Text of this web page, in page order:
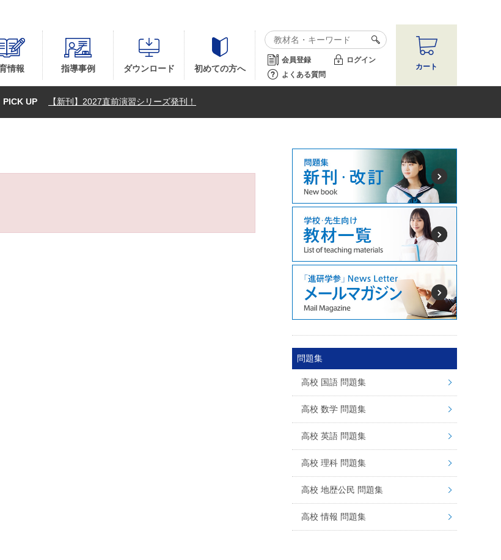
情報 指導事例 ダウンロード 初めての方へ
会員登録
ログイン
よくある質問
カート
PICK UP 【新刊】2027直前演習シリーズ発刊！
問題集
高校 国語 問題集
高校 数学 問題集
高校 英語 問題集
高校 理科 問題集
高校 地歴公民 問題集
高校 情報 問題集